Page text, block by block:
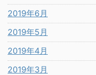
2019年6月
2019年5月
2019年4月
2019年3月